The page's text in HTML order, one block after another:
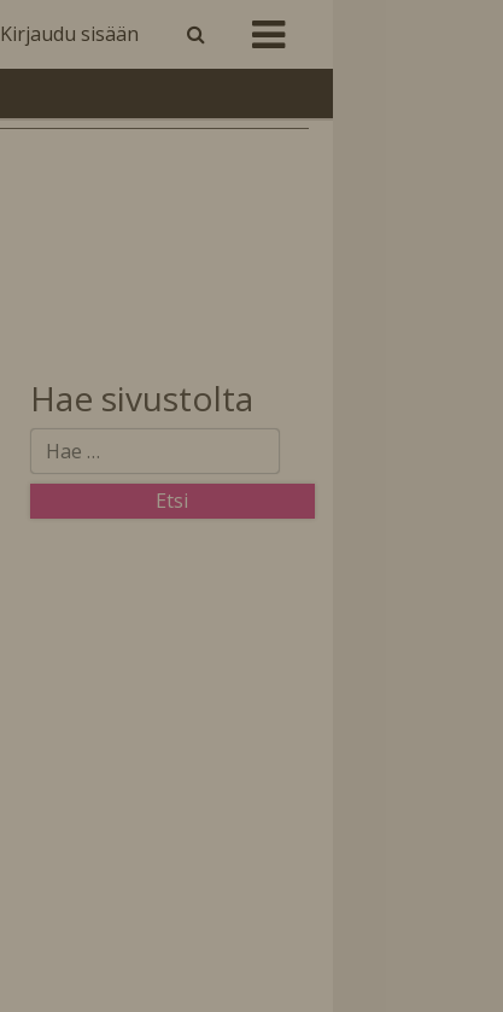
Kirjaudu sisään
Hae sivustolta